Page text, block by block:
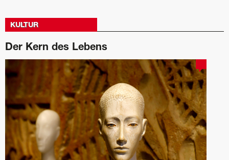
KULTUR
Der Kern des Lebens